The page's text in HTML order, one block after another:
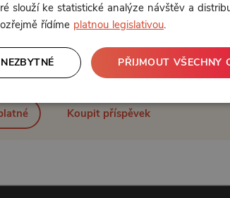
nebo 79 Kč jednorázově
Koupit příspěvek
slouží ke statistické analýze návštěv a
řídíme platnou legislativou.
PŘIJMOUT VŠECHNY